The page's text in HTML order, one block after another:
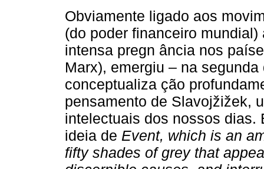
Obviamente ligado aos
(do poder financeiro
intensa pregn ância nos
Marx), emergiu – na
conceptualiza ção
pensamento de Slavojžižek,
intelectuais dos nossos dias.
ideia de Event, which is an
fifty shades of grey that